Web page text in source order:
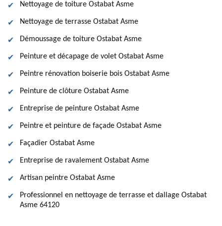
Nettoyage de toiture Ostabat Asme
Nettoyage de terrasse Ostabat Asme
Démoussage de toiture Ostabat Asme
Peinture et décapage de volet Ostabat Asme
Peintre rénovation boiserie bois Ostabat Asme
Peinture de clôture Ostabat Asme
Entreprise de peinture Ostabat Asme
Peintre et peinture de façade Ostabat Asme
Façadier Ostabat Asme
Entreprise de ravalement Ostabat Asme
Artisan peintre Ostabat Asme
Professionnel en nettoyage de terrasse et dallage Ostabat
Asme 64120